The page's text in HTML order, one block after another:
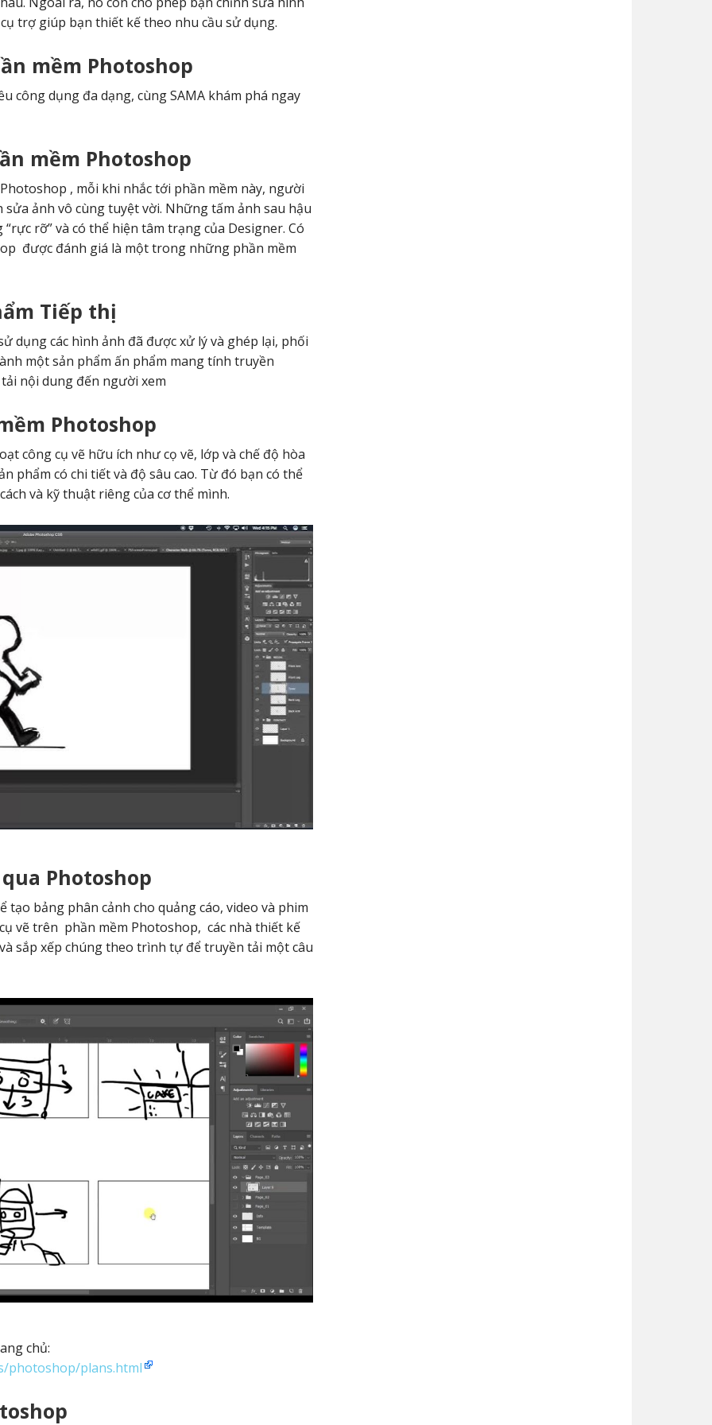
trợ giúp bạn thiết kế theo nhu cầu sử dụng.
mềm Photoshop
công dụng đa dạng, cùng SAMA khám phá ngay
mềm Photoshop
, mỗi khi nhắc tới phần mềm này, người
ảnh vô cùng tuyệt vời. Những tấm ảnh sau hậu
rỡ” và có thể hiện tâm trạng của Designer. Có
được đánh giá là một trong những phần mềm
Tiếp thị
dụng các hình ảnh đã được xử lý và ghép lại, phối
một sản phẩm ấn phẩm mang tính truyền
nội dung đến người xem
Photoshop
công cụ vẽ hữu ích như cọ vẽ, lớp và chế độ hòa
phẩm có chi tiết và độ sâu cao. Từ đó bạn có thể
và kỹ thuật riêng của cơ thể mình.
Photoshop
bảng phân cảnh cho quảng cáo, video và phim
vẽ trên phần mềm Photoshop, các nhà thiết kế
sắp xếp chúng theo trình tự để truyền tải một câu
chủ:
photoshop/plans.html